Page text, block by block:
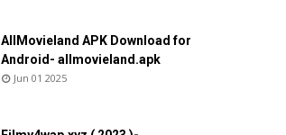
AllMovieland APK Download for
Android- allmovieland.apk
Jun 01 2025